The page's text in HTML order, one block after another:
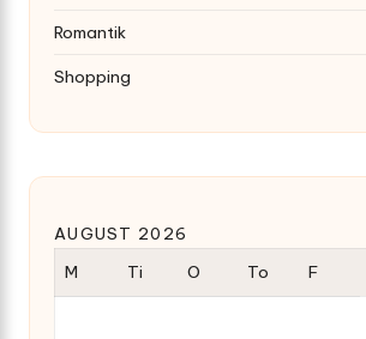
Romantik
Shopping
AUGUST 2026
M
Ti O To F